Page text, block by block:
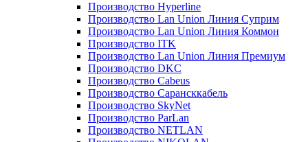
Производство Hyperline
Производство Lan Union Линия Суприм
Производство Lan Union Линия Коммон
Производство ITK
Производство Lan Union Линия Премиум
Производство DKC
Производство Cabeus
Производство Сарансккабель
Производство SkyNet
Производство ParLan
Производство NETLAN